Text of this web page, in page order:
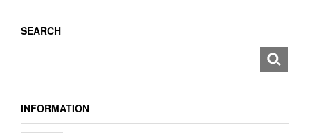
ン
SEARCH
INFORMATION